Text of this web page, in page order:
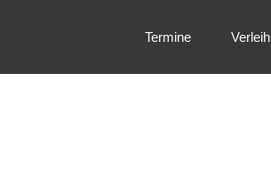
Termine Verleih